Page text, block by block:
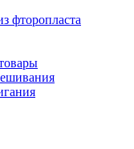
фторопласта